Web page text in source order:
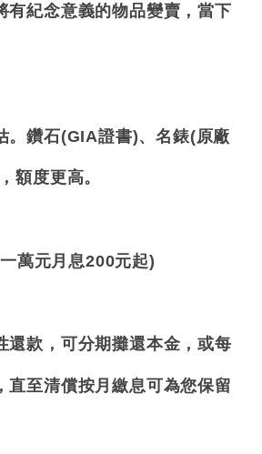
有紀念意義的物品變賣，當下
。鑽石(GIA證書)、名錶(原廠
額度更高。
萬元月息200元起)
還款，可分期攤還本金，或每
直至清償按月繳息可為您保留